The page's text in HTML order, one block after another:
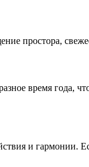
простора,
время
и